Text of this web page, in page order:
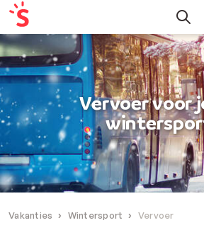
Vervoer voor
Vakanties Wintersport Vervoer